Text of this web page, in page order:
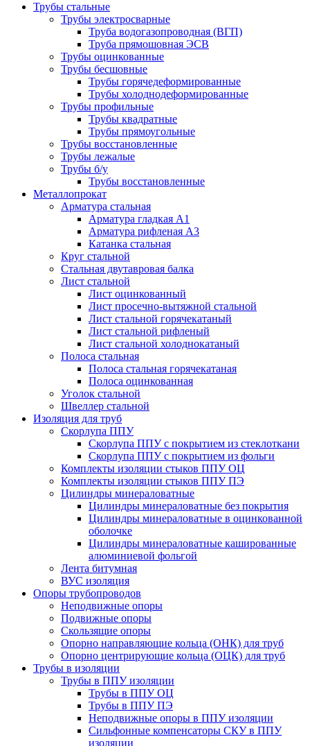
Трубы стальные
Трубы электросварные
Труба водогазопроводная (ВГП)
Труба прямошовная ЭСВ
Трубы оцинкованные
Трубы бесшовные
Трубы горячедеформированные
Трубы холоднодеформированные
Трубы профильные
Трубы квадратные
Трубы прямоугольные
Трубы восстановленные
Трубы лежалые
Трубы б/у
Трубы восстановленные
Металлопрокат
Арматура стальная
Арматура гладкая А1
Арматура рифленая А3
Катанка стальная
Круг стальной
Стальная двутавровая балка
Лист стальной
Лист оцинкованный
Лист просечно-вытяжной стальной
Лист стальной горячекатаный
Лист стальной рифленый
Лист стальной холоднокатаный
Полоса стальная
Полоса стальная горячекатаная
Полоса оцинкованная
Уголок стальной
Швеллер стальной
Изоляция для труб
Скорлупа ППУ
Скорлупа ППУ с покрытием из стеклоткани
Скорлупа ППУ с покрытием из фольги
Комплекты изоляции стыков ППУ ОЦ
Комплекты изоляции стыков ППУ ПЭ
Цилиндры минераловатные
Цилиндры минераловатные без покрытия
Цилиндры минераловатные в оцинкованной
оболочке
Цилиндры минераловатные кашированные
алюминиевой фольгой
Лента битумная
ВУС изоляция
Опоры трубопроводов
Неподвижные опоры
Подвижные опоры
Скользящие опоры
Опорно направляющие кольца (ОНК) для труб
Опорно центрирующие кольца (ОЦК) для труб
Трубы в изоляции
Трубы в ППУ изоляции
Трубы в ППУ ОЦ
Трубы в ППУ ПЭ
Неподвижные опоры в ППУ изоляции
Сильфонные компенсаторы СКУ в ППУ
изоляции